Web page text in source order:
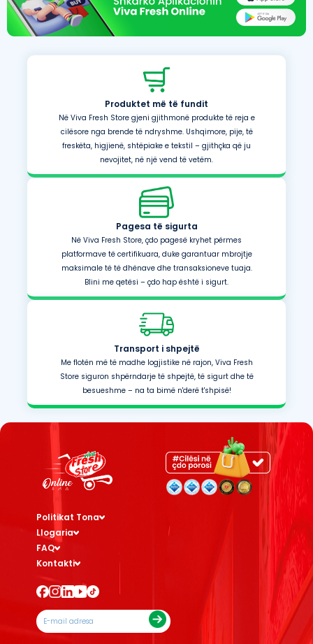
Produktet më të fundit
Në Viva Fresh Store gjeni gjithmonë produkte të reja e
cilësore nga brende të ndryshme. Ushqimore, pije, të
freskëta, higjienë, shtëpiake e tekstil – gjithçka që ju
nevojitet, në një vend të vetëm.
Pagesa të sigurta
Në Viva Fresh Store, çdo pagesë kryhet përmes
platformave të certifikuara, duke garantuar mbrojtje
maksimale të të dhënave dhe transaksioneve tuaja.
Blini me qetësi – çdo hap është i sigurt.
Transport i shpejtë
Me flotën më të madhe logjistike në rajon, Viva Fresh
Store siguron shpërndarje të shpejtë, të sigurt dhe të
besueshme – na ta bimë n'derë t'shpisë!
Politikat Tona
Llogaria
FAQ
Kontakti